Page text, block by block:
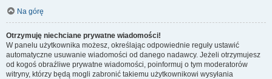
Na górę
Otrzymuję niechciane prywatne wiadomości!
W panelu użytkownika możesz, określając odpowiednie reguły ustawić
automatyczne usuwanie wiadomości od danego nadawcy. Jeżeli otrzymujesz
od kogoś obraźliwe prywatne wiadomości, poinformuj o tym moderatorów
witryny, którzy będą mogli zabronić takiemu użytkownikowi wysyłania